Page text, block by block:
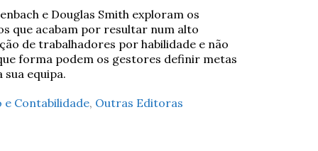
e Douglas Smith exploram os
que acabam por resultar num alto
de trabalhadores por habilidade e não
forma podem os gestores definir metas
equipa.
e Contabilidade, Outras Editoras